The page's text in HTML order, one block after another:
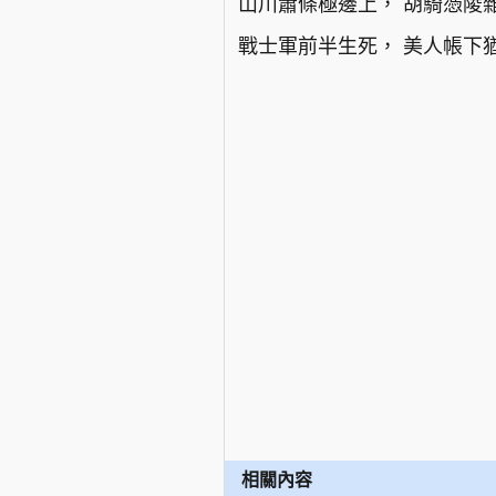
山川蕭條極邊上， 胡騎憑陵
戰士軍前半生死， 美人帳下
相關內容